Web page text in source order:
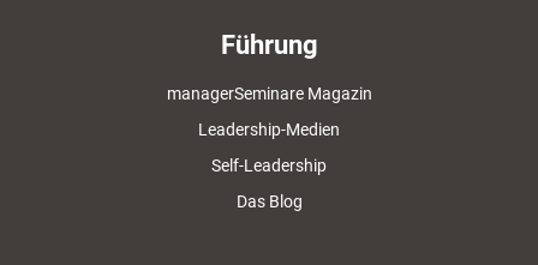
Führung
managerSeminare Magazin
Leadership-Medien
Self-Leadership
Das Blog